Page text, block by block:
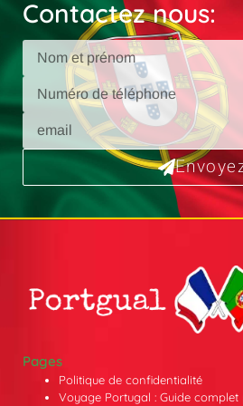
Contactez nous:
Pages
Politique de confidentialité
Voyage Portugal : Guide